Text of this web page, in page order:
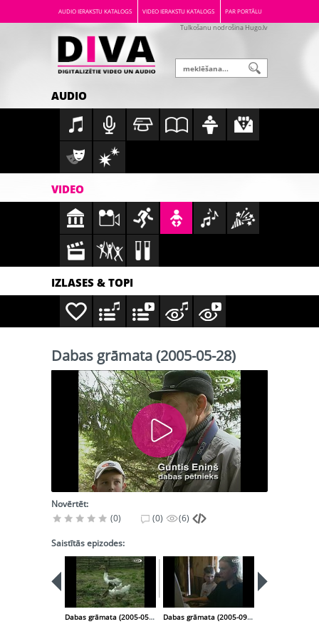
AUDIO IERAKSTU KATALOGS VIDEO IERAKSTU KATALOGS PAR PORTĀLU
Tulkošanu nodrošina Hugo.lv
AUDIO
VIDEO
IZLASES & TOPI
Dabas grāmata (2005-05-28)
Novērtēt:
(0)
(0) (6)
Saistītās epizodes:
Dabas grāmata (2005-05-27) Dabas grāmata (2005-09-17)